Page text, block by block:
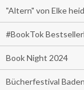
"Altern" von Elke
#BookTok
Book Night 2024
Bücherfestival